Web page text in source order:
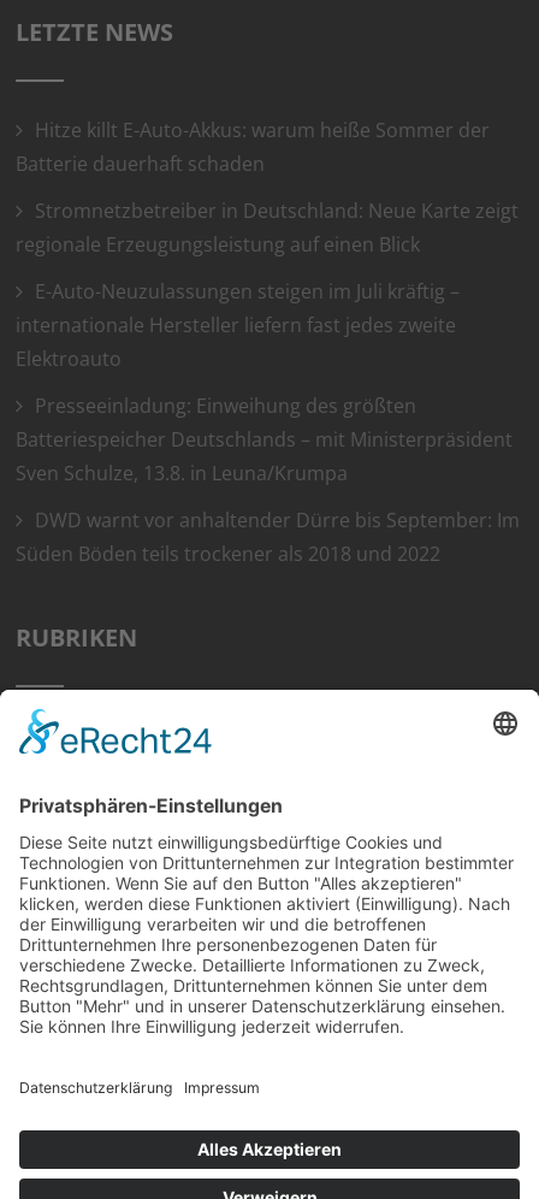
LETZTE NEWS
Hitze killt E-Auto-Akkus: warum heiße Sommer der
Batterie dauerhaft schaden
Stromnetzbetreiber in Deutschland: Neue Karte zeigt
regionale Erzeugungsleistung auf einen Blick
E-Auto-Neuzulassungen steigen im Juli kräftig –
internationale Hersteller liefern fast jedes zweite
Elektroauto
Presseeinladung: Einweihung des größten
Batteriespeicher Deutschlands – mit Ministerpräsident
Sven Schulze, 13.8. in Leuna/Krumpa
DWD warnt vor anhaltender Dürre bis September: Im
Süden Böden teils trockener als 2018 und 2022
RUBRIKEN
Home
Tipps
Wissen
Strom Top30
F&A
News
© hellundwarm.de2026 All Rights Reserved